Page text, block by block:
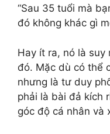
“Sau 35 tuổi mà
đó không khác gì
Hay ít ra, nó là suy
đó. Mặc dù có thể
nhưng là tư duy
phải là bài đả kích
góc độ cá nhân và